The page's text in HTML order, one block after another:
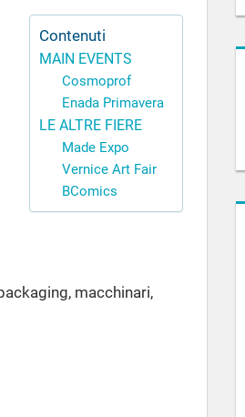
Contenuti
MAIN EVENTS
Cosmoprof
Enada Primavera
LE ALTRE FIERE
Made Expo
Vernice Art Fair
BComics
macchinari,